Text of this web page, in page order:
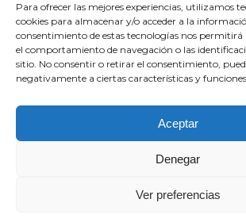
Para ofrecer las mejores experiencias, utilizamos
cookies para almacenar y/o acceder a la
consentimiento de estas tecnologías nos permitirá
el comportamiento de navegación o las
sitio. No consentir o retirar el consentimiento,
negativamente a ciertas características y
Aceptar
Denegar
Ver preferencias
Junta directiva
Asociación Intercultural, 2019